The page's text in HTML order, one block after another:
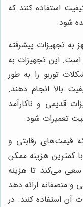
استفاده کنند که
شود.
به تجهیزات پیشرفته
این تجهیزات به
توربو را به طور
بالا انجام دهند.
قدیمی و ناکارآمد
تعمیرات شود.
قیمت‌های رقابتی و
کمترین هزینه ممکن
سعی می‌کند تا هزینه
و منصفانه ارائه دهد
آن استفاده کنند. در